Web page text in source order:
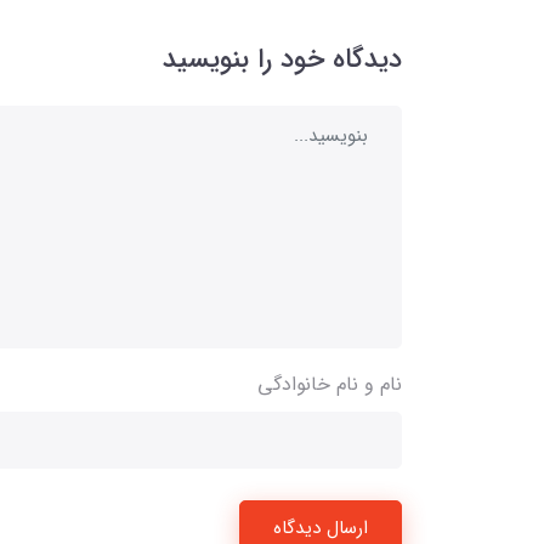
دیدگاه خود را بنویسید
نام و نام خانوادگی
ارسال دیدگاه